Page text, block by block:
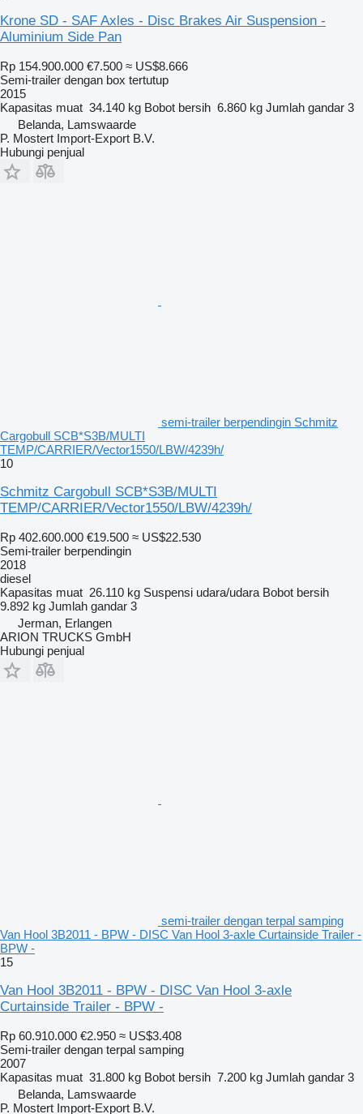
Krone SD - SAF Axles - Disc Brakes Air Suspension -
Aluminium Side Pan
Rp 154.900.000 €7.500 ≈ US$8.666
Semi-trailer dengan box tertutup
2015
Kapasitas muat 34.140 kg Bobot bersih 6.860 kg Jumlah gandar 3
Belanda, Lamswaarde
P. Mostert Import-Export B.V.
Hubungi penjual
semi-trailer berpendingin Schmitz
Cargobull SCB*S3B/MULTI
TEMP/CARRIER/Vector1550/LBW/4239h/
10
Schmitz Cargobull SCB*S3B/MULTI
TEMP/CARRIER/Vector1550/LBW/4239h/
Rp 402.600.000 €19.500 ≈ US$22.530
Semi-trailer berpendingin
2018
diesel
Kapasitas muat 26.110 kg Suspensi udara/udara Bobot bersih
9.892 kg Jumlah gandar 3
Jerman, Erlangen
ARION TRUCKS GmbH
Hubungi penjual
semi-trailer dengan terpal samping
Van Hool 3B2011 - BPW - DISC Van Hool 3-axle Curtainside Trailer -
BPW -
15
Van Hool 3B2011 - BPW - DISC Van Hool 3-axle
Curtainside Trailer - BPW -
Rp 60.910.000 €2.950 ≈ US$3.408
Semi-trailer dengan terpal samping
2007
Kapasitas muat 31.800 kg Bobot bersih 7.200 kg Jumlah gandar 3
Belanda, Lamswaarde
P. Mostert Import-Export B.V.